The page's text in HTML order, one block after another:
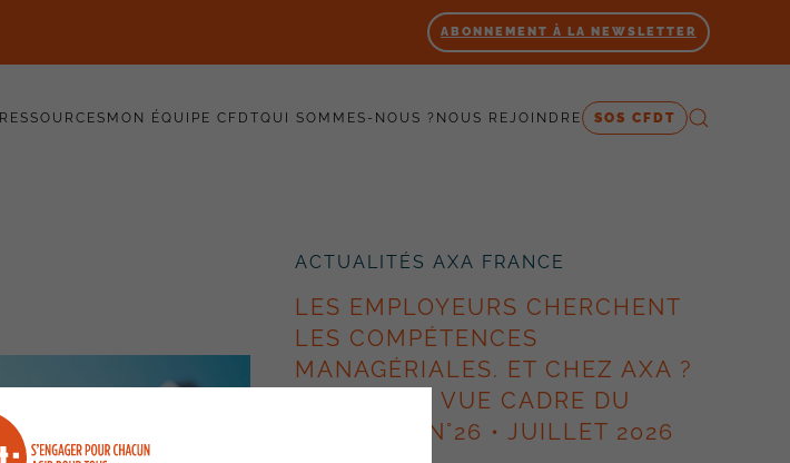
ABONNEMENT À LA NEWSLETTER
RESSOURCES MON ÉQUIPE CFDTQUI SOMMES-NOUS ? NOUS REJOINDRE SOS CFDT
ACTUALITÉS AXA FRANCE
LES EMPLOYEURS CHERCHENT
LES COMPÉTENCES
MANAGÉRIALES. ET CHEZ AXA ?
– POINT DE VUE CADRE DU
SYNERGIE N°26 • JUILLET 2026